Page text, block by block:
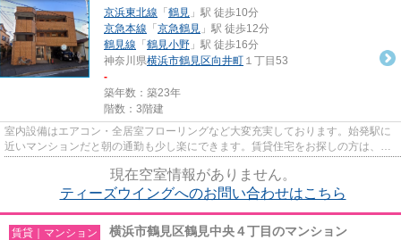
京浜東北線 「 鶴見 」駅 徒歩10分
京急本線 「 京急鶴見 」駅 徒歩12分
鶴見線 「 鶴見小野 」駅 徒歩16分
神奈川県横浜市鶴見区向井町 １丁目53
-
築年数：築23年
階数：3階建
室内設備はエアコン・全居室フローリングなど大変充実しております。始発駅に
近いマンションだと朝の通勤も少し楽にできます。賃貸住宅をお探しの方は、お
現在空室情報がありません。
ティーズウイングへのお問い合わせはこちら
賃貸｜マンション 横浜市鶴見区鶴見中央４丁目のマンション